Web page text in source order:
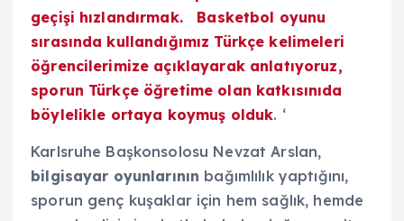
geçişi hızlandırmak. Basketbol oyunu
sırasında kullandığımız Türkçe kelimeleri
öğrencilerimize açıklayarak anlatıyoruz,
sporun Türkçe öğretime olan katkısınıda
böylelikle ortaya koymuş olduk. ‘
Karlsruhe Başkonsolosu Nevzat Arslan,
bilgisayar oyunlarının bağımlılık yaptığını,
sporun genç kuşaklar için hem sağlık, hemde